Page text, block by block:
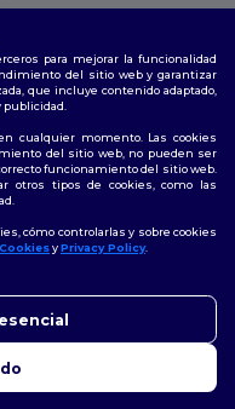
|Política de
sitio
|Málaga|Murcia|
para mejorar la funcionalidad
del sitio web y garantizar
que incluye contenido adaptado,
cualquier momento. Las cookies
del sitio web, no pueden ser
funcionamiento del sitio web.
otros tipos de cookies, como las
cómo controlarlas y sobre cookies
yPrivacy Policy.
momento. Nuestro